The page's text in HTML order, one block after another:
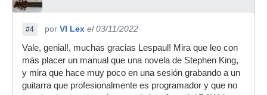
#4 por VI Lex el 03/11/2022
Vale, genial!, muchas gracias Lespaul! Mira que leo con
más placer un manual que una novela de Stephen King,
y mira que hace muy poco en una sesión grabando a un
guitarra que profesionalmente es programador y que no